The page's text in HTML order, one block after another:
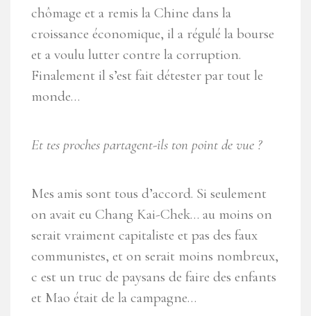
chômage et a remis la Chine dans la
croissance économique, il a régulé la bourse
et a voulu lutter contre la corruption.
Finalement il s’est fait détester par tout le
monde…
Et tes proches partagent-ils ton point de vue ?
Mes amis sont tous d’accord. Si seulement
on avait eu Chang Kai-Chek… au moins on
serait vraiment capitaliste et pas des faux
communistes, et on serait moins nombreux,
c est un truc de paysans de faire des enfants
et Mao était de la campagne…